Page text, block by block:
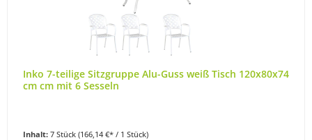
Inko 7-teilige Sitzgruppe Alu-Guss weiß Tisch 120x80x74
cm cm mit 6 Sesseln
Inhalt: 7 Stück (166,14 €* / 1 Stück)